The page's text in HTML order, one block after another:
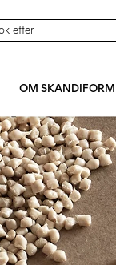
OM SKANDIFORM